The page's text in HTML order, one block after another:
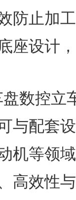
防止加
座设计
控立
与配套
机等领
高效性